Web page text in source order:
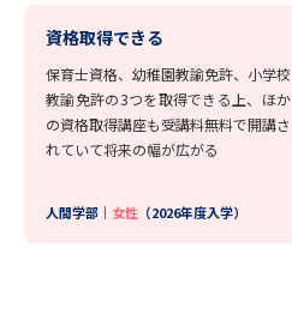
資格取得できる
保育士資格、幼稚園教諭免許、小学校
教諭免許の3つを取得できる上、ほか
の資格取得講座も受講料無料で開講さ
れていて将来の幅が広がる
人間学部｜ 女性 （2026年度入学）